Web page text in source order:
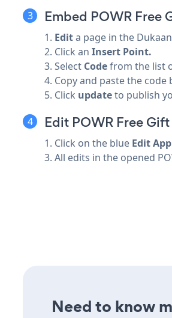
Embed POWR Free
1. Edita page in the
2. Click an Insert Point.
3. Select Codefrom the list
4. Copy and paste the
5. Click updateto publish
Edit POWR Free
1. Click on the blue Edit App
3. All edits in the opened
Need to know